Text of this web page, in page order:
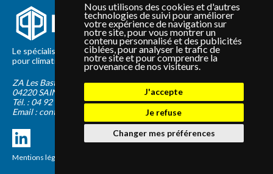
Nous utilisons des cookies et d'autres
technologies de suivi pour améliorer
votre expérience de navigation sur
notre site, pour vous montrer un
contenu personnalisé et des publicités
ciblées, pour analyser le trafic de
notre site et pour comprendre la
provenance de nos visiteurs.
J'accepte
Je refuse
Changer mes préférences
Le spécialiste depuis 2012 de la vente de pièces détachées
pour climatisation et Pompe à Chaleur Panasonic et Sanyo
ZA Les Bastides Blanches
04220 SAINTE-TULLE
Tél. : 04 92 75 89 55
Email : contact@panapieces.com
Mentions légales